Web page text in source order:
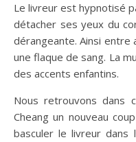
Le livreur est hypnotisé
détacher ses yeux du
dérangeante. Ainsi
une flaque de sang. La
des accents enfantins.
Nous retrouvons dans
Cheang un nouveau
basculer le livreur dans